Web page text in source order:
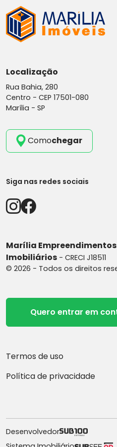
Localização
Rua Bahia, 280
Centro - CEP 17501-080
Marília - SP
Comochegar
Siga nas redes sociais
Marília Empreendimentos
Imobiliários - CRECI J18511
© 2026 - Todos os direitos
Quero entrar em
Termos de uso
Política de privacidade
Desenvolvedor